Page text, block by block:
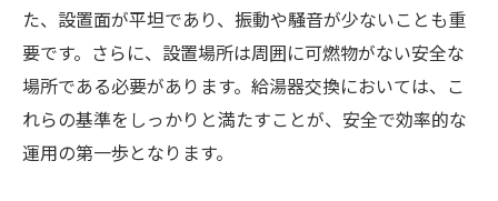
た、設置面が平坦であり、振動や騒音が少ないことも重
要です。さらに、設置場所は周囲に可燃物がない安全な
場所である必要があります。給湯器交換においては、こ
れらの基準をしっかりと満たすことが、安全で効率的な
運用の第一歩となります。